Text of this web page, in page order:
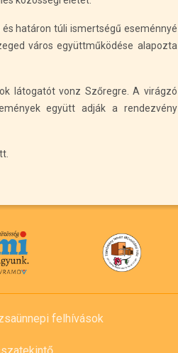
határon túli ismertségű eseménnyé
város együttműködése alapozta
látogatót vonz Szőregre. A virágzó
együtt adják a rendezvény
felhívások